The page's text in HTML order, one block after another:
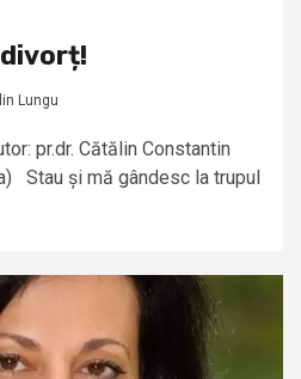
Lungu
pr.dr. Cătălin Constantin
Stau și mă gândesc la trupul